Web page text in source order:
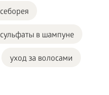
себорея
сульфаты в шампуне
уход за волосами